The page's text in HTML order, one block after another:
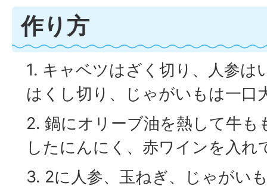
作り方
1. キャベツはざく切り、人参は
はくし切り、じゃがいもは一口
2. 鍋にオリーブ油を熱して牛も
したにんにく、赤ワインを入れ
3. 2に人参、玉ねぎ、じゃがい